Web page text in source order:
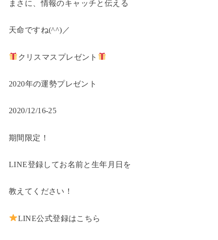
まさに、情報のキャッチと伝える
天命ですね(^^)／
クリスマスプレゼント
2020年の運勢プレゼント
2020/12/16-25
期間限定！
LINE登録してお名前と生年月日を
教えてください！
LINE公式登録はこちら